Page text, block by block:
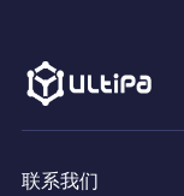
联系我们